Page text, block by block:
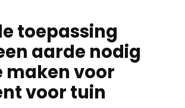
toepassing
aarde nodig
maken voor
voor tuin